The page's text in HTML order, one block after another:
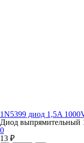
1N5399 диод 1,5A
Диод выпрямительный
0
13 ₽